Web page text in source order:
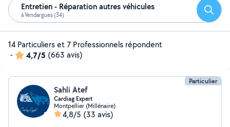
Entretien - Réparation autres véhicules
à Vendargues (34)
14 Particuliers et 7 Professionnels répondent
-
4,7/5 (663 avis)
Particulier
Sahli Atef
Cardiag Expert
Montpellier (Millénaire)
4,8/5 (33 avis)